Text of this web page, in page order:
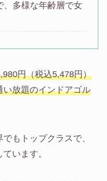
、多様な年齢層で女
円（税込5,478円）
放題のインドアゴル
もトップクラスで、
います。